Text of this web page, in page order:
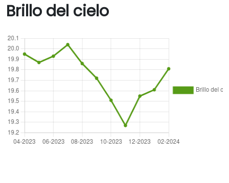
Brillo del cielo